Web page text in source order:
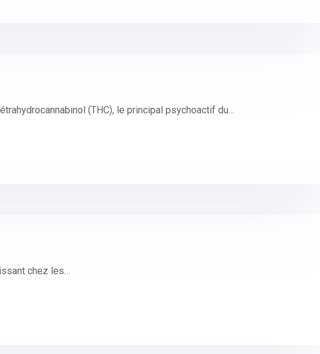
(THC), le principal psychoactif du…
chez les…